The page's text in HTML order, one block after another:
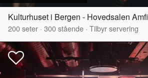
Kulturhuset i Bergen - Hovedsalen Amfi
200seter · 300stående · Tilbyr servering